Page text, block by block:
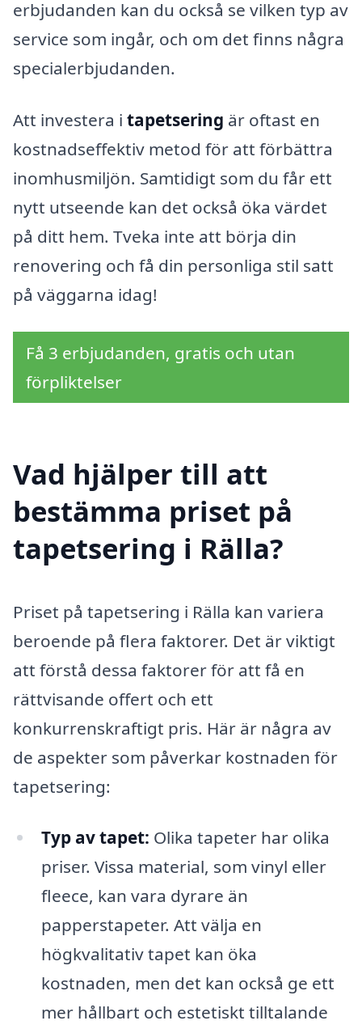
erbjudanden kan du också se vilken typ av
service som ingår, och om det finns några
specialerbjudanden.
Att investera i tapetsering är oftast en
kostnadseffektiv metod för att förbättra
inomhusmiljön. Samtidigt som du får ett
nytt utseende kan det också öka värdet
på ditt hem. Tveka inte att börja din
renovering och få din personliga stil satt
på väggarna idag!
Få 3 erbjudanden, gratis och utan
förpliktelser
Vad hjälper till att
bestämma priset på
tapetsering i Rälla?
Priset på tapetsering i Rälla kan variera
beroende på flera faktorer. Det är viktigt
att förstå dessa faktorer för att få en
rättvisande offert och ett
konkurrenskraftigt pris. Här är några av
de aspekter som påverkar kostnaden för
tapetsering:
Typ av tapet: Olika tapeter har olika
priser. Vissa material, som vinyl eller
fleece, kan vara dyrare än
papperstapeter. Att välja en
högkvalitativ tapet kan öka
kostnaden, men det kan också ge ett
mer hållbart och estetiskt tilltalande